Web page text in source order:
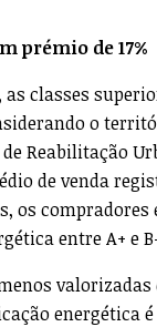
prémio de 17%
as classes
o
Reabilitação
de venda
os
entre A+ e
energética